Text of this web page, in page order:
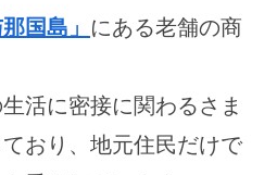
那国島」 にある老舗の商
活に密接に関わるさま
おり、地元住民だけで